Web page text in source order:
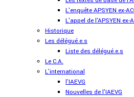
L'enquête APSYEN ex-
L'appel de l'APSYEN ex-
Historique
Les délégué.e.s
Liste des délégué.e.s
Le C.A.
L'international
l'IAEVG
Nouvelles de l'IAEVG